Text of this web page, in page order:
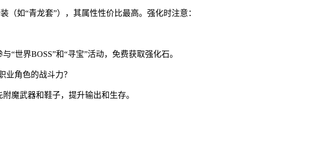
如“青龙套”），其属性性价比最高。强化时注意：
“世界BOSS”和“寻宝”活动，免费获取强化石。
魔武器和鞋子，提升输出和生存。